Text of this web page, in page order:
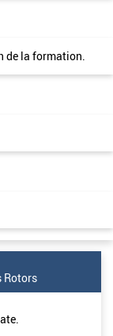
de la formation.
Rotors